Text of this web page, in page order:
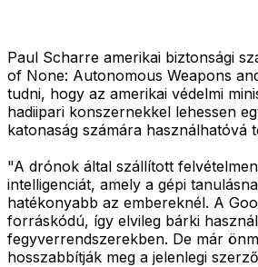
Paul Scharre amerikai biztonsági
of None: Autonomous Weapons
tudni, hogy az amerikai védelmi
hadiipari konszernekkel lehessen
katonaság számára használhatóvá
"A drónok által szállított
intelligenciát, amely a gépi
hatékonyabb az embereknél. A
forráskódú, így elvileg bárki
fegyverrendszerekben. De már
hosszabbítják meg a jelenlegi